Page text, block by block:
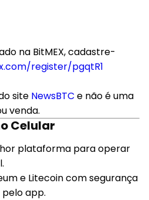
na BitMEX, cadastre-
register/pgqtR1
site NewsBTC e não é uma
venda.
Celular
plataforma para operar
e Litecoin com segurança
app.